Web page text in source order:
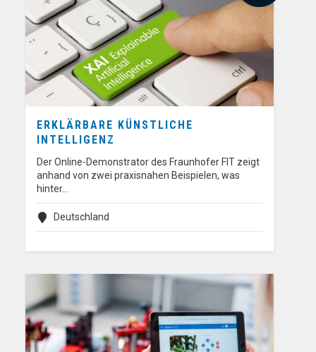
ERKLÄRBARE KÜNSTLICHE
INTELLIGENZ
Der Online-Demonstrator des Fraunhofer FIT zeigt
anhand von zwei praxisnahen Beispielen, was
hinter…
Deutschland